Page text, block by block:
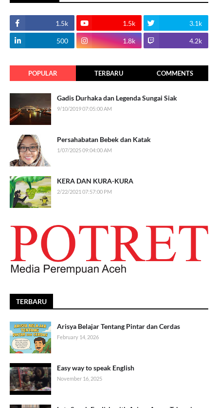
1.5k 1.5k 3.1k
500 1.8k 4.2k
POPULAR TERBARU COMMENTS
Gadis Durhaka dan Legenda Sungai Siak
9/10/2019 07:05:00 AM
Persahabatan Bebek dan Katak
1/07/2025 09:04:00 AM
KERA DAN KURA-KURA
2/22/2021 07:57:00 PM
TERBARU
Arisya Belajar Tentang Pintar dan Cerdas
February 14, 2026
Easy way to speak English
November 16, 2025